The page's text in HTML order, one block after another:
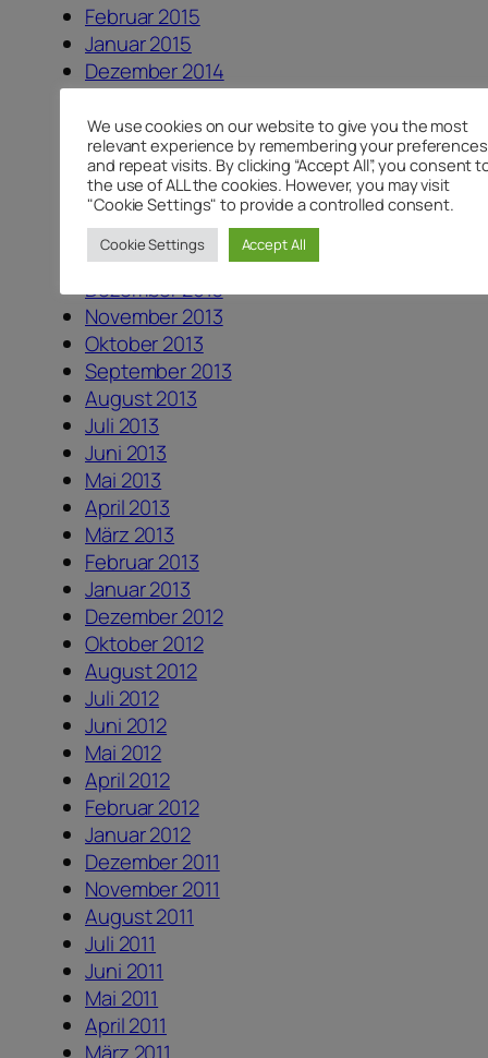
Februar 2015
Januar 2015
Dezember 2014
September 2014
August 2014
Juli 2014
Juni 2014
März 2014
Januar 2014
Dezember 2013
November 2013
Oktober 2013
September 2013
August 2013
Juli 2013
Juni 2013
Mai 2013
April 2013
März 2013
Februar 2013
Januar 2013
Dezember 2012
Oktober 2012
August 2012
Juli 2012
Juni 2012
Mai 2012
April 2012
Februar 2012
Januar 2012
Dezember 2011
November 2011
August 2011
Juli 2011
Juni 2011
Mai 2011
April 2011
We use cookies on our website to give you the most
relevant experience by remembering your preferences
and repeat visits. By clicking “Accept All”, you consent
the use of ALL the cookies. However, you may visit
"Cookie Settings" to provide a controlled consent.
Cookie Settings Accept All